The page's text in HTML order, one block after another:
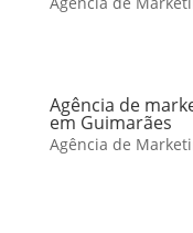
Agência de
em Guimarães
Agência de